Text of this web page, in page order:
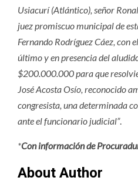
Usiacurí (Atlántico), señor
juez promiscuo municipal de
Fernando Rodríguez Cáez, con
último y en presencia del
$200.000.000 para que
José Acosta Osío, reconocido
congresista, una determinada
ante el funcionario judicial”.
*Con información de
About Author